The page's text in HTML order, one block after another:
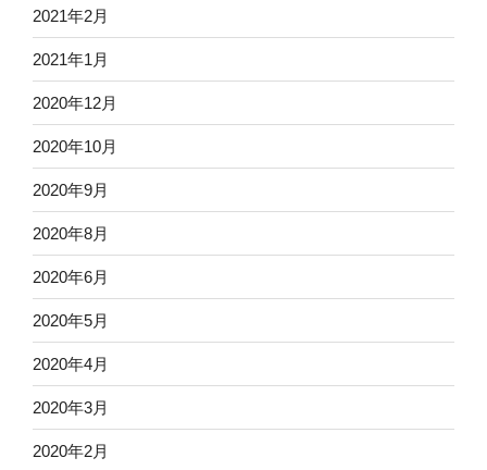
2021年2月
2021年1月
2020年12月
2020年10月
2020年9月
2020年8月
2020年6月
2020年5月
2020年4月
2020年3月
2020年2月